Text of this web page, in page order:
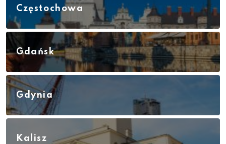
Częstochowa
Gdańsk
Gdynia
Kalisz